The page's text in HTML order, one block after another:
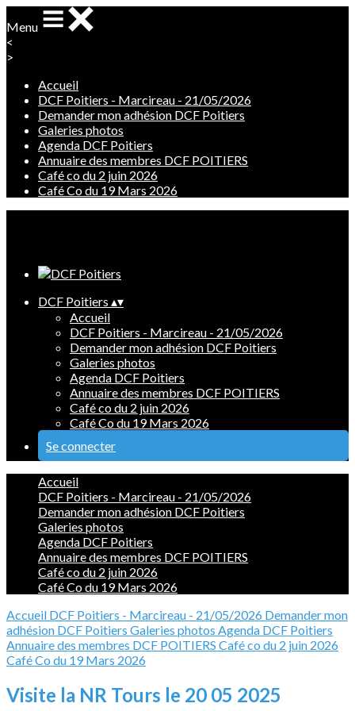
Menu
<
>
Accueil
DCF Poitiers - Marcireau - 21/05/2026
Demander mon adhésion DCF Poitiers
Galeries photos
Agenda DCF Poitiers
Annuaire des membres DCF POITIERS
Café co du 2 juin 2026
Café Co du 19 Mars 2026
DCF Poitiers ▴▾
Accueil
DCF Poitiers - Marcireau - 21/05/2026
Demander mon adhésion DCF Poitiers
Galeries photos
Agenda DCF Poitiers
Annuaire des membres DCF POITIERS
Café co du 2 juin 2026
Café Co du 19 Mars 2026
Se connecter
Accueil
DCF Poitiers - Marcireau - 21/05/2026
Demander mon adhésion DCF Poitiers
Galeries photos
Agenda DCF Poitiers
Annuaire des membres DCF POITIERS
Café co du 2 juin 2026
Café Co du 19 Mars 2026
Accueil DCF Poitiers - Marcireau - 21/05/2026 Demander mon
adhésion DCF Poitiers Galeries photos Agenda DCF Poitiers
Annuaire des membres DCF POITIERS Café co du 2 juin 2026
Café Co du 19 Mars 2026
Visite la NR Tours le 20 05 2025